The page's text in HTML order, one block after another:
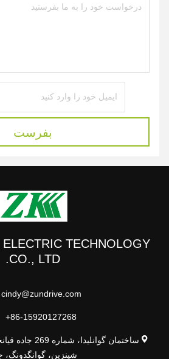
بفرست
TECHNOLOGY
CO., LTD.
cindy@zundrive.com
+86-15920127268
ساختمان
شینزین، گوانگدونگ،